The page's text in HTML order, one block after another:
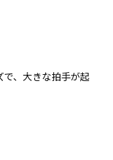
、大きな拍手が起